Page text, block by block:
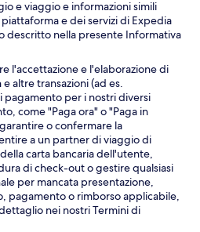
e viaggio e informazioni simili
e dei servizi di Expedia
descritto nella presente Informativa
l'accettazione e l'elaborazione di
altre transazioni (ad es.
pagamento per i nostri diversi
come "Paga ora" o "Paga in
o confermare la
a un partner di viaggio di
carta bancaria dell'utente,
di check-out o gestire qualsiasi
per mancata presentazione,
pagamento o rimborso applicabile,
nei nostri Termini di